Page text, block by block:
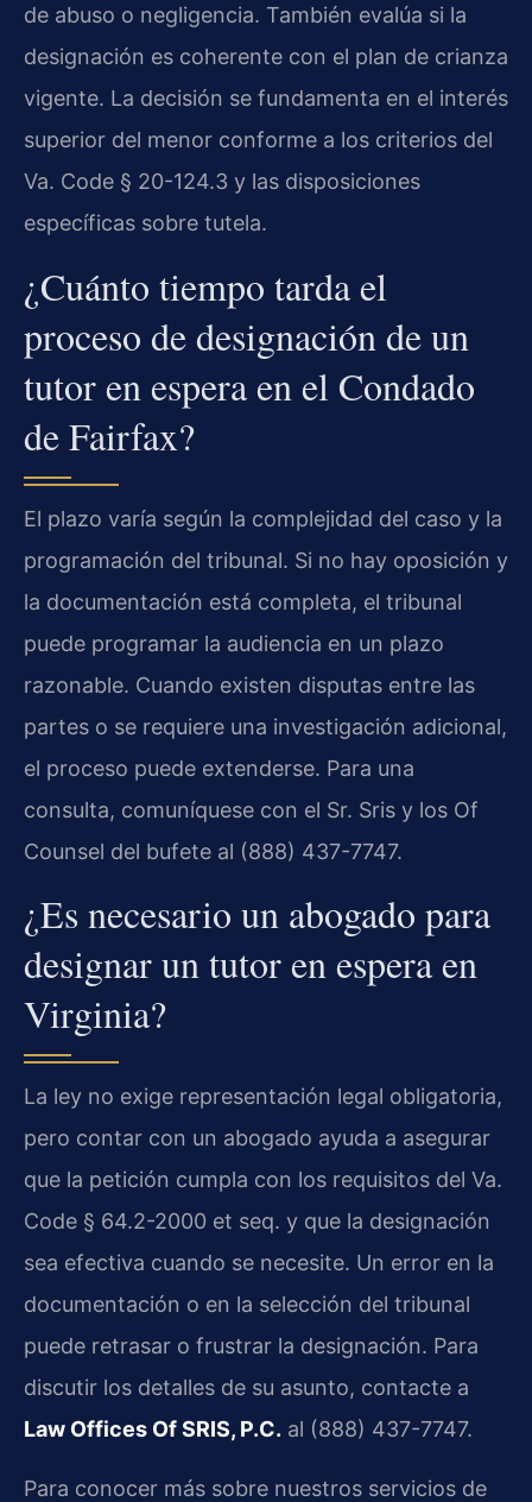
de abuso o negligencia. También evalúa si la
designación es coherente con el plan de crianza
vigente. La decisión se fundamenta en el interés
superior del menor conforme a los criterios del
Va. Code § 20-124.3 y las disposiciones
específicas sobre tutela.
¿Cuánto tiempo tarda el
proceso de designación de un
tutor en espera en el Condado
de Fairfax?
El plazo varía según la complejidad del caso y la
programación del tribunal. Si no hay oposición y
la documentación está completa, el tribunal
puede programar la audiencia en un plazo
razonable. Cuando existen disputas entre las
partes o se requiere una investigación adicional,
el proceso puede extenderse. Para una
consulta, comuníquese con el Sr. Sris y los Of
Counsel del bufete al (888) 437-7747.
¿Es necesario un abogado para
designar un tutor en espera en
Virginia?
La ley no exige representación legal obligatoria,
pero contar con un abogado ayuda a asegurar
que la petición cumpla con los requisitos del Va.
Code § 64.2-2000 et seq. y que la designación
sea efectiva cuando se necesite. Un error en la
documentación o en la selección del tribunal
puede retrasar o frustrar la designación. Para
discutir los detalles de su asunto, contacte a
Law Offices Of SRIS, P.C. al (888) 437-7747.
Para conocer más sobre nuestros servicios de